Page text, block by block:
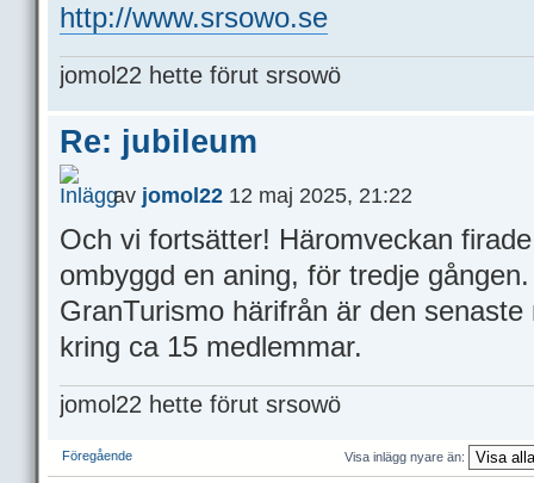
http://www.srsowo.se
jomol22 hette förut srsowö
Re: jubileum
av jomol22 12 maj 2025, 21:22
Och vi fortsätter! Häromveckan
ombyggd en aning, för tredje gången.
GranTurismo härifrån är den
kring ca 15 medlemmar.
jomol22 hette förut srsowö
Föregående Visa inlägg nyare än: